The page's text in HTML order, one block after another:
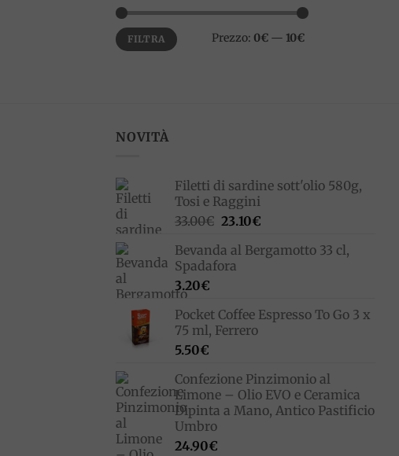
Prezzo
Min
Prezzo
MaxFILTRA Prezzo: 0€ — 10€
NOVITÀ
Filetti di sardine sott'olio 580g,
Tosi e Raggini
33.00€ Il
originale
era:
23.10€Il
attuale
Bevanda al Bergamotto 33 cl,
Spadafora
3.20€
Pocket Coffee Espresso To Go 3 x
75 ml, Ferrero
5.50€
Confezione Pinzimonio al
Limone – Olio EVO e Ceramica
Dipinta a Mano, Antico Pastificio
Umbro
24.90€